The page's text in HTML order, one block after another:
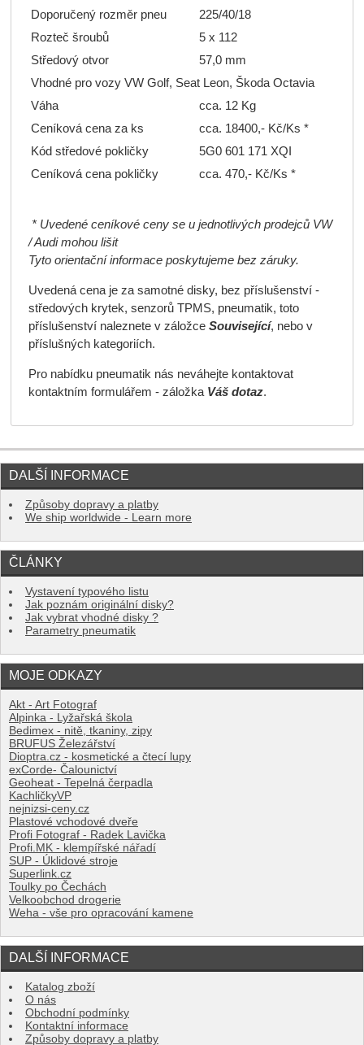
Doporučený rozměr pneu
225/40/18
Rozteč šroubů
5 x 112
Středový otvor
57,0 mm
Vhodné pro vozy VW Golf, Seat Leon, Škoda Octavia
Váha
cca. 12 Kg
Ceníková cena za ks
cca. 18400,- Kč/Ks *
Kód středové pokličky
5G0 601 171 XQI
Ceníková cena pokličky
cca. 470,- Kč/Ks *
* Uvedené ceníkové ceny se u jednotlivých prodejců VW
/ Audi mohou lišit
Tyto orientační informace poskytujeme bez záruky.
Uvedená cena je za samotné disky, bez příslušenství -
středových krytek, senzorů TPMS, pneumatik, toto
příslušenství naleznete v záložce Související, nebo v
příslušných kategoriích.
Pro nabídku pneumatik nás neváhejte kontaktovat
kontaktním formulářem - záložka Váš dotaz.
DALŠÍ INFORMACE
Způsoby dopravy a platby
We ship worldwide - Learn more
ČLÁNKY
Vystavení typového listu
Jak poznám originální disky?
Jak vybrat vhodné disky ?
Parametry pneumatik
MOJE ODKAZY
Akt - Art Fotograf
Alpinka - Lyžařská škola
Bedimex - nitě, tkaniny, zipy
BRUFUS Železářství
Dioptra.cz - kosmetické a čtecí lupy
exCorde- Čalounictví
Geoheat - Tepelná čerpadla
KachličkyVP
nejnizsi-ceny.cz
Plastové vchodové dveře
Profi Fotograf - Radek Lavička
Profi.MK - klempířské nářadí
SUP - Úklidové stroje
Superlink.cz
Toulky po Čechách
Velkoobchod drogerie
Weha - vše pro opracování kamene
DALŠÍ INFORMACE
Katalog zboží
O nás
Obchodní podmínky
Kontaktní informace
Způsoby dopravy a platby